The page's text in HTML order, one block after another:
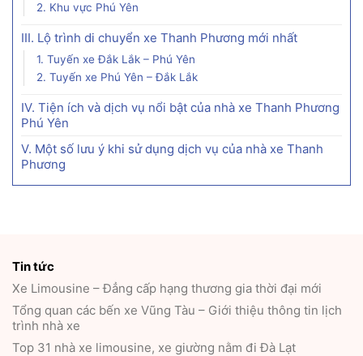
2. Khu vực Phú Yên
III. Lộ trình di chuyển xe Thanh Phương mới nhất
1. Tuyến xe Đắk Lắk – Phú Yên
2. Tuyến xe Phú Yên – Đắk Lắk
IV. Tiện ích và dịch vụ nổi bật của nhà xe Thanh Phương
Phú Yên
V. Một số lưu ý khi sử dụng dịch vụ của nhà xe Thanh
Phương
Tin tức
Xe Limousine – Đẳng cấp hạng thương gia thời đại mới
Tổng quan các bến xe Vũng Tàu – Giới thiệu thông tin lịch
trình nhà xe
Top 31 nhà xe limousine, xe giường nằm đi Đà Lạt